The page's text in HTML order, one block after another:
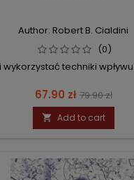
Author: Robert B. Cialdini
(0)
wykorzystać techniki
Price
67.90 zł Regular
price
79.90 zł
 Add to cart